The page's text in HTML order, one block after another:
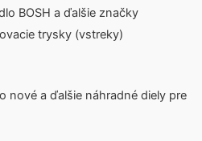
BOSH a ďalšie značky
trysky (vstreky)
nové a ďalšie náhradné diely pre